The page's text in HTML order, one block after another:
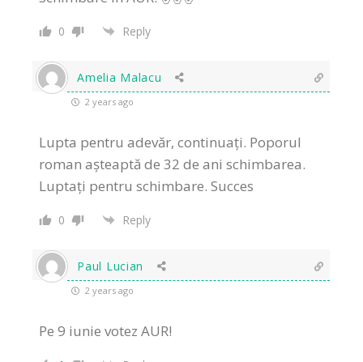
0 Reply
Amelia Malacu
2 years ago
Lupta pentru adevăr, continuați. Poporul
roman așteaptă de 32 de ani schimbarea.
Luptați pentru schimbare. Succes
0 Reply
Paul Lucian
2 years ago
Pe 9 iunie votez AUR!